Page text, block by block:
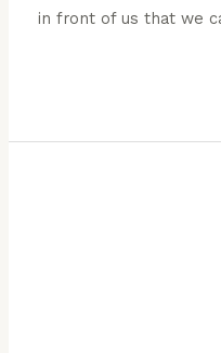
in front of us that we